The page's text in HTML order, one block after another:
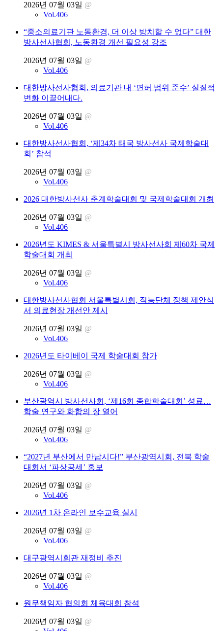
2026년 07월 03일 @
Vol.406
“중소의료기관 노동환경, 더 이상 방치할 수 없다” 대한
방사선사협회, 노동환경 개선 필요성 강조
2026년 07월 03일 @
Vol.406
대한방사선사협회, 의료기관 내 ‘면허 범위 준수’ 실질적
변화 이끌어내다.
2026년 07월 03일 @
Vol.406
대한방사선사협회, ‘제34차 태국 방사선사 국제학술대
회’ 참석
2026년 07월 03일 @
Vol.406
2026 대한방사선사 춘계학술대회 및 국제학술대회 개최
2026년 07월 03일 @
Vol.406
2026년도 KIMES & 서울특별시 방사선사회 제60차 국제
학술대회 개최
2026년 07월 03일 @
Vol.406
대한방사선사협회 서울특별시회, 직능단체 정책 제안식
서 의료현장 개선안 제시
2026년 07월 03일 @
Vol.406
2026년도 타이베이 국제 학술대회 참가
2026년 07월 03일 @
Vol.406
부산광역시 방사선사회, ‘제16회 종합학술대회’ 성료…
학술 연구와 화합의 장 열어
2026년 07월 03일 @
Vol.406
“2027년 부산에서 만납시다!” 부산광역시회, 전북 학술
대회서 ‘파상공세’ 홍보
2026년 07월 03일 @
Vol.406
2026년 1차 온라인 보수교육 실시
2026년 07월 03일 @
Vol.406
대구광역시회관 재정비 추진
2026년 07월 03일 @
Vol.406
원무책임자 협의회 체육대회 참석
2026년 07월 03일 @